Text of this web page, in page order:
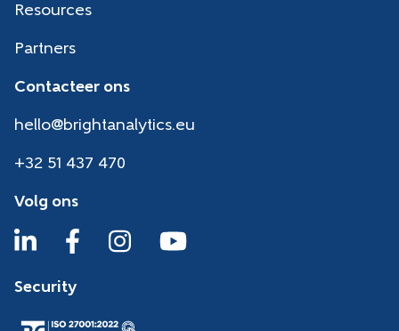
Resources
Partners
Contacteer ons
hello@brightanalytics.eu
+32 51 437 470
Volg ons
Security